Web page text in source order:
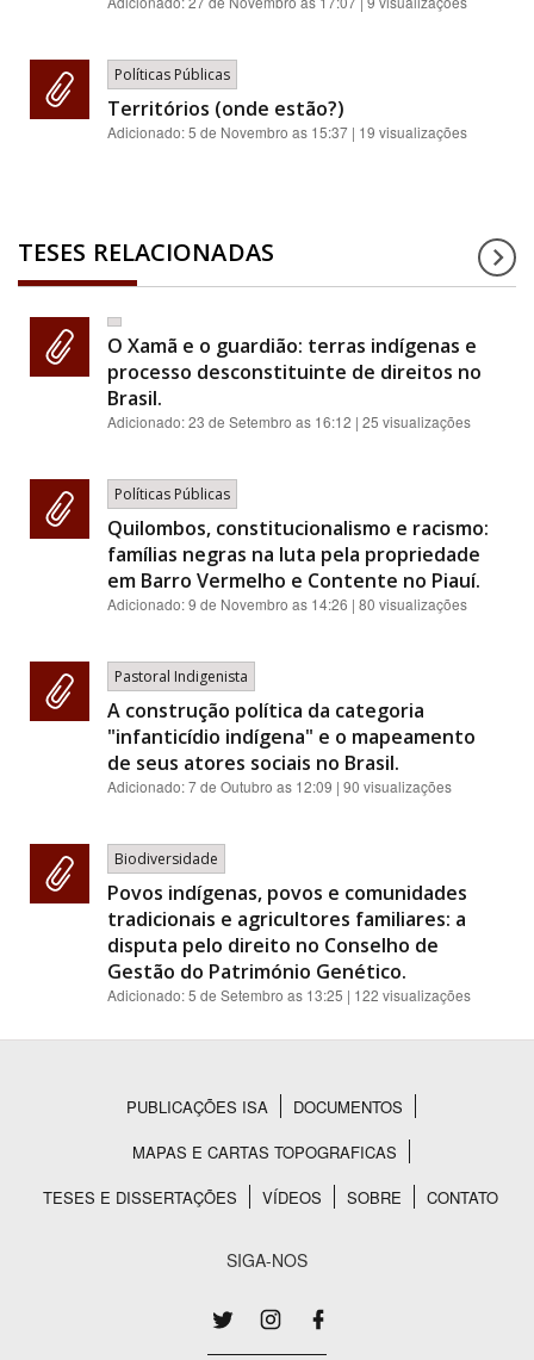
Políticas Públicas
Territórios (onde estão?)
Adicionado:5 de Novembro as 15:37 | 19 visualizações
TESES RELACIONADAS
O Xamã e o guardião: terras indígenas e
processo desconstituinte de direitos no
Brasil.
Adicionado:23 de Setembro as 16:12 | 25 visualizações
Políticas Públicas
Quilombos, constitucionalismo e racismo:
famílias negras na luta pela propriedade
em Barro Vermelho e Contente no Piauí.
Adicionado:9 de Novembro as 14:26 | 80 visualizações
Pastoral Indigenista
A construção política da categoria
"infanticídio indígena" e o mapeamento
de seus atores sociais no Brasil.
Adicionado:7 de Outubro as 12:09 | 90 visualizações
Biodiversidade
Povos indígenas, povos e comunidades
tradicionais e agricultores familiares: a
disputa pelo direito no Conselho de
Gestão do Património Genético.
Adicionado:5 de Setembro as 13:25 | 122 visualizações
Rodapé
PUBLICAÇÕES ISA
DOCUMENTOS
MAPAS E CARTAS TOPOGRAFICAS
TESES E DISSERTAÇÕES
VÍDEOS SOBRE CONTATO
SIGA-NOS